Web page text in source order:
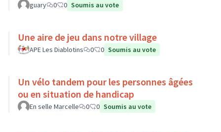
guary 0 0 Soumis au vote
Une aire de jeu dans notre village
APE Les Diablotins 0 0 Soumis au vote
Un vélo tandem pour les personnes âgées
ou en situation de handicap
En selle Marcelle 0 0 Soumis au vote